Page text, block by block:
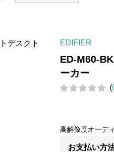
EDIFIER
ED-M60-
ーカー
(
高解像度オーデ
お支払い方